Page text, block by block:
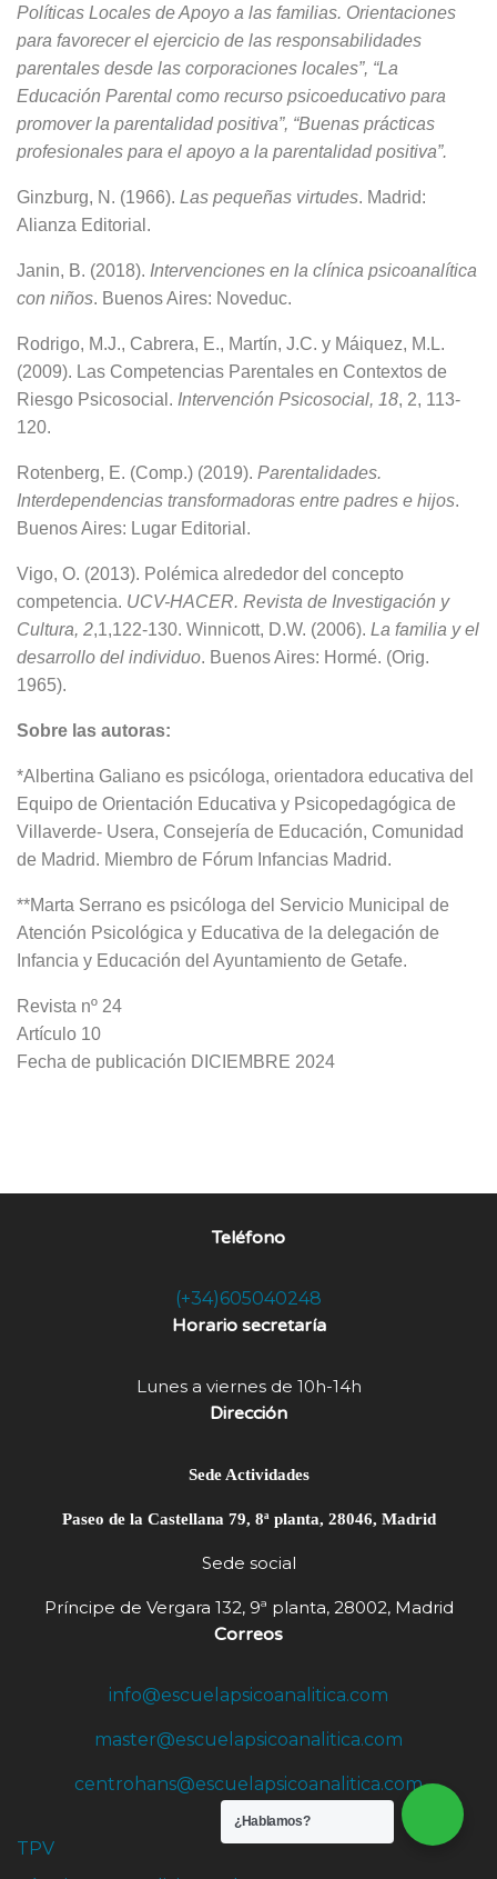
Políticas Locales deApoyo a las familias. Orientaciones
para favorecer el ejercicio de las responsabilidades
parentales desde las corporaciones locales”, “La
Educación Parental como recurso psicoeducativo para
promover la parentalidad positiva”, “Buenas prácticas
profesionales para el apoyo a la parentalidad positiva”.
Ginzburg, N. (1966). Las pequeñas virtudes. Madrid:
Alianza Editorial.
Janin, B. (2018). Intervenciones en la clínica psicoanalítica
con niños. Buenos Aires: Noveduc.
Rodrigo, M.J., Cabrera, E., Martín, J.C. y Máiquez, M.L.
(2009). Las Competencias Parentales en Contextos de
Riesgo Psicosocial. Intervención Psicosocial, 18, 2, 113-
120.
Rotenberg, E. (Comp.) (2019). Parentalidades.
Interdependencias transformadoras entre padres e hijos.
Buenos Aires: Lugar Editorial.
Vigo, O. (2013). Polémica alrededor del concepto
competencia. UCV-HACER. Revista de Investigación y
Cultura, 2,1,122-130. Winnicott, D.W. (2006). La familia y el
desarrollo del individuo. Buenos Aires: Hormé. (Orig.
1965).
Sobre las autoras:
*Albertina Galiano es psicóloga, orientadora educativa del
Equipo de Orientación Educativa y Psicopedagógica de
Villaverde- Usera, Consejería de Educación, Comunidad
de Madrid. Miembro de Fórum Infancias Madrid.
**Marta Serrano es psicóloga del Servicio Municipal de
Atención Psicológica y Educativa de la delegación de
Infancia y Educación del Ayuntamiento de Getafe.
Revista nº 24
Artículo 10
Fecha de publicación DICIEMBRE 2024
Teléfono
(+34)605040248
Horario secretaría
Lunes a viernes de 10h-14h
Dirección
Sede Actividades
Paseo de la Castellana 79, 8ª planta, 28046, Madrid
Sede social
Príncipe de Vergara 132, 9ª planta, 28002, Madrid
Correos
info@escuelapsicoanalitica.com
master@escuelapsicoanalitica.com
centrohans@escuelapsicoanalitica.com
TPV
¿Hablamos?